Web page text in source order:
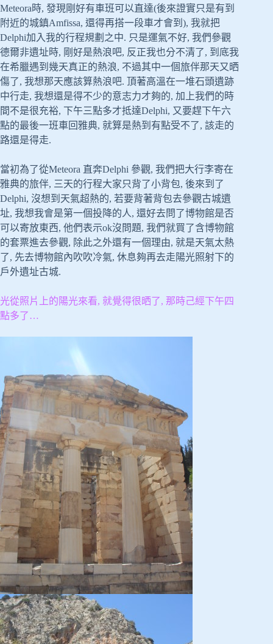
Meteora時, 發現剛好有車班可以直達(後來證實只是有到
附近的城鎮Amfissa, 還得再搭一段車才會到), 我就把
Delphi加入我的行程規劃之中. 只是運氣不好, 我們參觀
德爾非遺址時, 剛好是熱浪吧, 反正我也分不清了, 到底我
在希臘遇到幾天真正的熱浪, 不過其中一個旅伴那天又晒
傷了, 我想那天應該算熱浪吧. 頂著高溫在一堆石頭遺跡
中行走, 我想還是得不少的意志力才夠的, 加上我們的時
間不是很充裕, 下午三點多才抵達Delphi, 又要趕下午六
點的最後一班車回雅典, 就算是熱到有點受不了, 該走的
路還是得走.
當初為了從Meteora 直奔Delphi 參觀, 我們把大行李寄在
雅典的旅伴, 三天的行程大家只背了小背包, 後來到了
Delphi, 沒想到天氣超熱的, 若要背著背包去參觀古城遺
址, 我想我會是第一個投降的人, 還好去問了博物館是否
可以寄放東西, 他們表示ok沒問題, 我們就買了含博物館
的套票進去參觀, 除此之外還有一個理由, 就是天氣太熱
了, 先去博物館內吹吹冷氣, 休息夠再去走陽光照射下的
戶外遺址古城.
光從照片上的陽光來看, 就覺得很晒了, 那時己經下午四
點多了…